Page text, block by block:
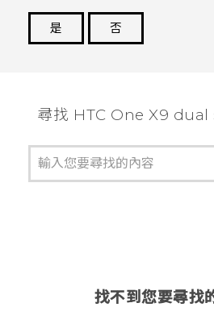
是
否
尋找 HTC One X9 dual
找不到您要尋找